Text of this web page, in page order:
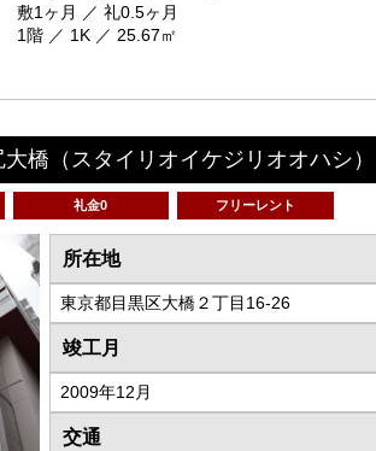
敷1ヶ月 ／ 礼0.5ヶ月
1階 ／ 1K ／ 25.67㎡
大橋 （スタイリオイケジリオオハシ）
礼金0 フリーレント
所在地
東京都目黒区大橋２丁目16-26
竣工月
2009年12月
交通